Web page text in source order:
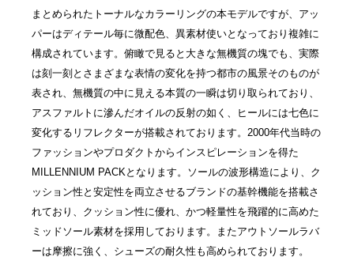
まとめられたトーナルなカラーリングの本モデルですが、アッ
パーはディテール毎に微配色、異素材使いとなっており複雑に
構成されています。俯瞰で見ると大きな無機質の塊でも、実際
は刻一刻とさまざまな表情の変化を持つ都市の風景そのものが
表され、無機質の中に見える本質の一瞬は切り取られており、
アスファルトに滲んだオイルの反射の如く、ヒールには七色に
変化するリフレクターが搭載されております。2000年代当時の
ファッションやプロダクトからインスピレーションを得た
MILLENNIUM PACKとなります。ソールの波形構造により、ク
ッション性と安定性を両立させるブランドの基幹機能を搭載さ
れており、クッション性に優れ、かつ軽量性を飛躍的に高めた
ミッドソール素材を採用しております。またアウトソールラバ
ーは摩擦に強く、シューズの耐久性も高められております。